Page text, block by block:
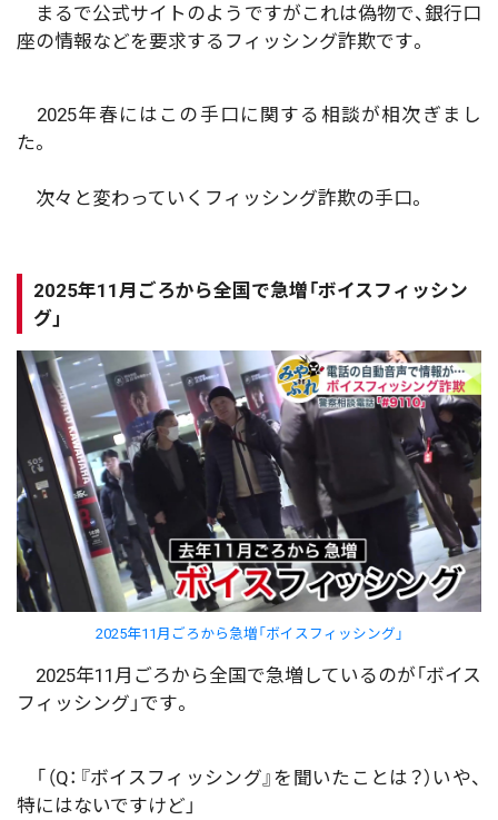
まるで公式サイトのようですがこれは偽物で、銀行口
座の情報などを要求するフィッシング詐欺です。
2025年春にはこの手口に関する相談が相次ぎまし
た。
次々と変わっていくフィッシング詐欺の手口。
2025年11月ごろから全国で急増「ボイスフィッシン
グ」
2025年11月ごろから急増「ボイスフィッシング」
2025年11月ごろから全国で急増しているのが「ボイス
フィッシング」です。
「（Q：『ボイスフィッシング』を聞いたことは？）いや、
特にはないですけど」